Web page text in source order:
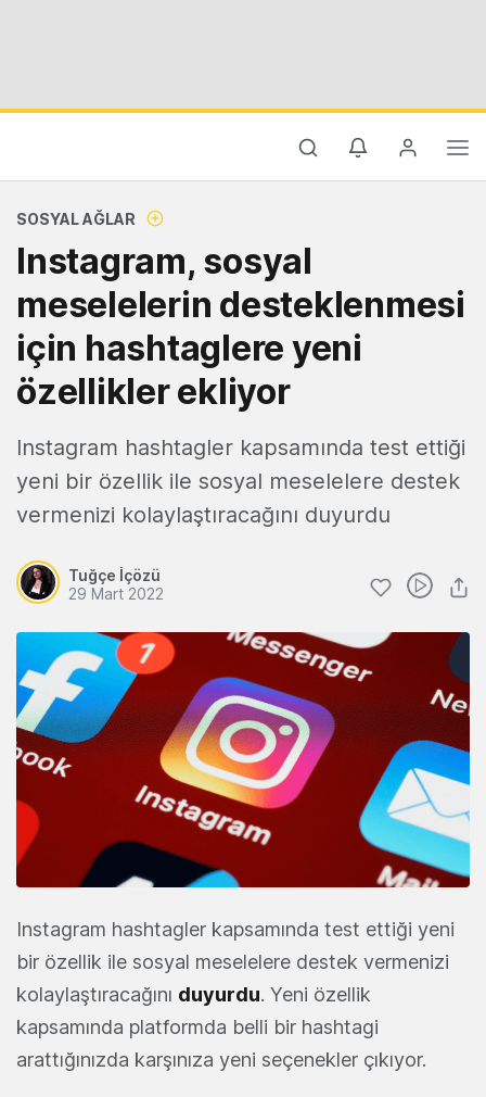
SOSYAL AĞLAR
Instagram, sosyal
meselelerin desteklenmesi
için hashtaglere yeni
özellikler ekliyor
Instagram hashtagler kapsamında test ettiği
yeni bir özellik ile sosyal meselelere destek
vermenizi kolaylaştıracağını duyurdu
Tuğçe İçözü
29 Mart 2022
Instagram hashtagler kapsamında test ettiği yeni
bir özellik ile sosyal meselelere destek vermenizi
kolaylaştıracağını duyurdu. Yeni özellik
kapsamında platformda belli bir hashtagi
arattığınızda karşınıza yeni seçenekler çıkıyor.